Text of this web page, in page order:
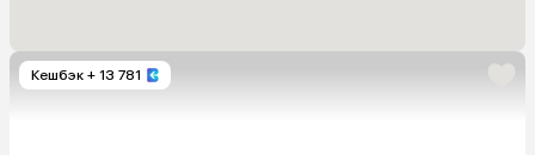
Кешбэк + 13 781